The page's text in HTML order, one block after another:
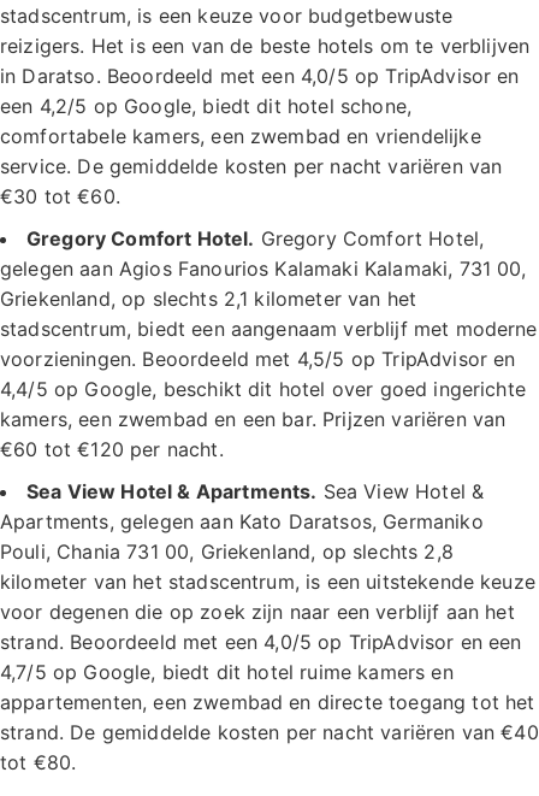
stadscentrum, is een keuze voor budgetbewuste
reizigers. Het is een van de beste hotels om te verblijven
in Daratso. Beoordeeld met een 4,0/5 op TripAdvisor en
een 4,2/5 op Google, biedt dit hotel schone,
comfortabele kamers, een zwembad en vriendelijke
service. De gemiddelde kosten per nacht variëren van
€30 tot €60.
Gregory Comfort Hotel. Gregory Comfort Hotel,
gelegen aan Agios Fanourios Kalamaki Kalamaki, 731 00,
Griekenland, op slechts 2,1 kilometer van het
stadscentrum, biedt een aangenaam verblijf met moderne
voorzieningen. Beoordeeld met 4,5/5 op TripAdvisor en
4,4/5 op Google, beschikt dit hotel over goed ingerichte
kamers, een zwembad en een bar. Prijzen variëren van
€60 tot €120 per nacht.
Sea View Hotel & Apartments. Sea View Hotel &
Apartments, gelegen aan Kato Daratsos, Germaniko
Pouli, Chania 731 00, Griekenland, op slechts 2,8
kilometer van het stadscentrum, is een uitstekende keuze
voor degenen die op zoek zijn naar een verblijf aan het
strand. Beoordeeld met een 4,0/5 op TripAdvisor en een
4,7/5 op Google, biedt dit hotel ruime kamers en
appartementen, een zwembad en directe toegang tot het
strand. De gemiddelde kosten per nacht variëren van €40
tot €80.